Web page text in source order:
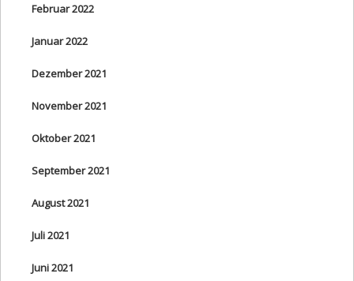
Februar 2022
Januar 2022
Dezember 2021
November 2021
Oktober 2021
September 2021
August 2021
Juli 2021
Juni 2021